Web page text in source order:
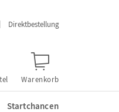
Direktbestellung
Warenkorb
Startchancen